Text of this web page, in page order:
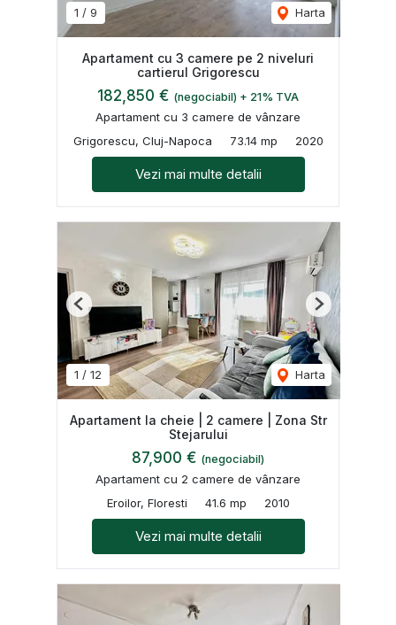
1 / 9 Harta
Apartament cu 3 camere pe 2 niveluri
cartierul Grigorescu
182,850 € (negociabil) + 21% TVA
Apartament cu 3 camere de vânzare
Grigorescu, Cluj-Napoca
73.14 mp 2020
Vezi mai multe detalii
1 / 12 Harta
Previous Next
Apartament la cheie | 2 camere | Zona Str
Stejarului
87,900 € (negociabil)
Apartament cu 2 camere de vânzare
Eroilor, Floresti
41.6 mp 2010
Vezi mai multe detalii